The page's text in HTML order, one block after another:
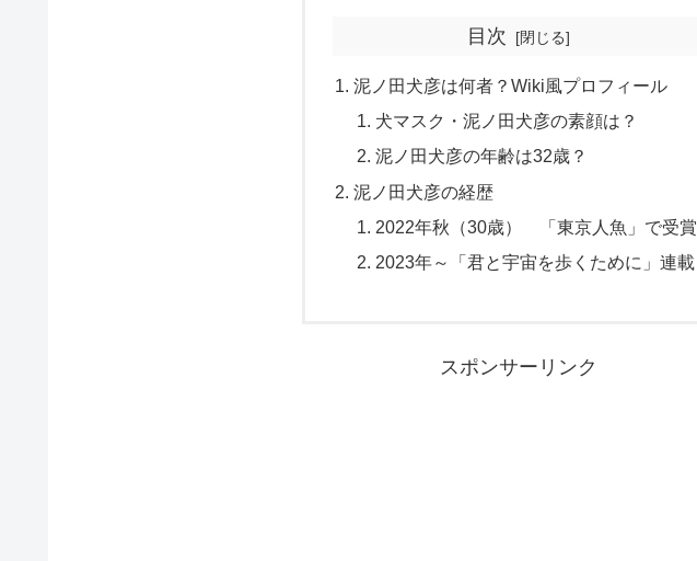
目次
泥ノ田犬彦は何者？Wiki風プロフィール
犬マスク・泥ノ田犬彦の素顔は？
泥ノ田犬彦の年齢は32歳？
泥ノ田犬彦の経歴
2022年秋（30歳） 「東京人魚」で受賞
2023年～「君と宇宙を歩くために」連載
スポンサーリンク